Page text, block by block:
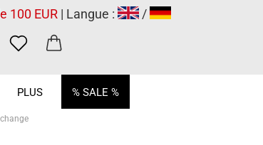
100 EUR | Langue : /
% SALE %
PLUS